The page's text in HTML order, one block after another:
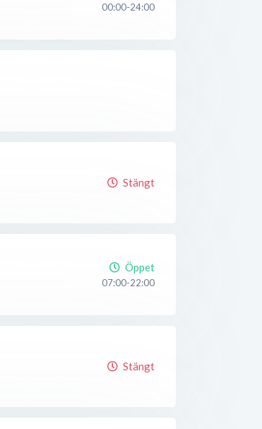
00:00-24:00
Stängt
Öppet
07:00-22:00
Stängt